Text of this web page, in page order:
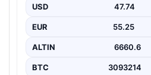
Sanal çağında kullanıcıların
USD 47.74
EUR 55.25
ALTIN 6660.6
BTC 3093214